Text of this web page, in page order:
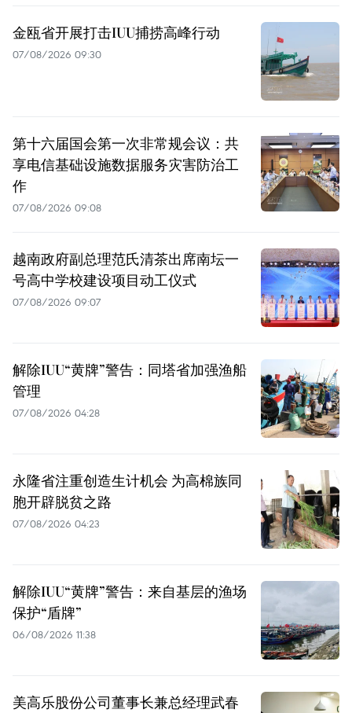
金瓯省开展打击IUU捕捞高峰行动
07/08/2026 09:30
第十六届国会第一次非常规会议：共
享电信基础设施数据服务灾害防治工
作
07/08/2026 09:08
越南政府副总理范氏清茶出席南坛一
号高中学校建设项目动工仪式
07/08/2026 09:07
解除IUU“黄牌”警告：同塔省加强渔船
管理
07/08/2026 04:28
永隆省注重创造生计机会 为高棉族同
胞开辟脱贫之路
07/08/2026 04:23
解除IUU“黄牌”警告：来自基层的渔场
保护“盾牌”
06/08/2026 11:38
美高乐股份公司董事长兼总经理武春